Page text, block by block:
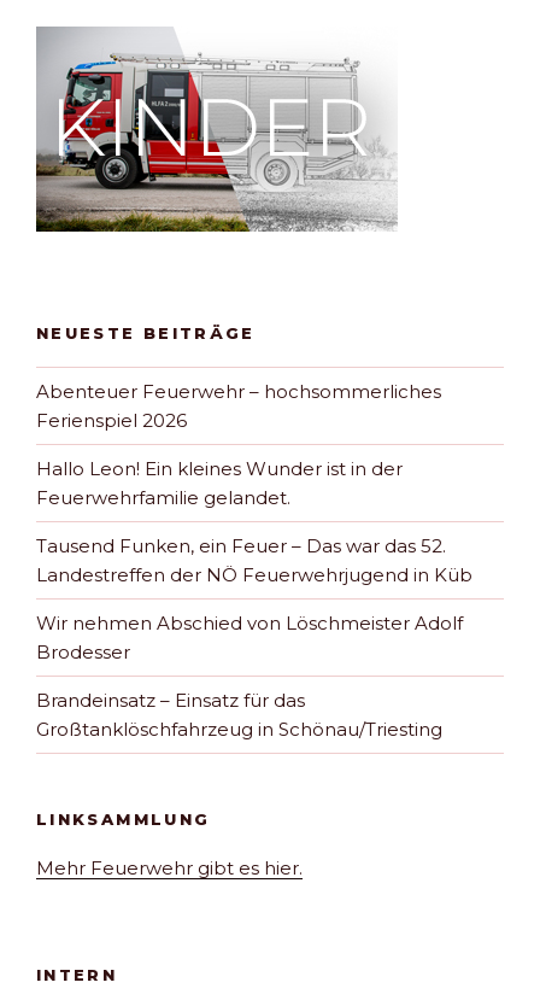
NEUESTE BEITRÄGE
Abenteuer Feuerwehr – hochsommerliches
Ferienspiel 2026
Hallo Leon! Ein kleines Wunder ist in der
Feuerwehrfamilie gelandet.
Tausend Funken, ein Feuer – Das war das 52.
Landestreffen der NÖ Feuerwehrjugend in Küb
Wir nehmen Abschied von Löschmeister Adolf
Brodesser
Brandeinsatz – Einsatz für das
Großtanklöschfahrzeug in Schönau/Triesting
LINKSAMMLUNG
Mehr Feuerwehr gibt es hier.
INTERN